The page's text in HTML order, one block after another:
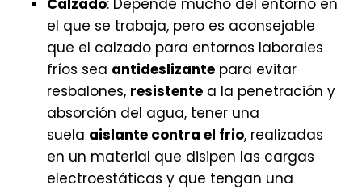
el que se trabaja, pero es aconsejable
que el calzado para entornos laborales
fríos sea antideslizante para evitar
resbalones, resistente a la penetración y
absorción del agua, tener una
suela aislante contra el frio, realizadas
en un material que disipen las cargas
electroestáticas y que tengan una